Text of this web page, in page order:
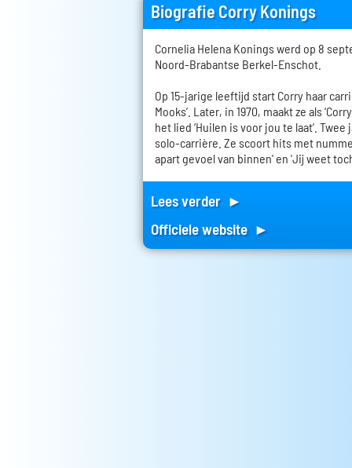
Biografie Corry Konings
Cornelia Helena Konings werd op 8
Noord-Brabantse Berkel-Enschot.
Op 15-jarige leeftijd start Corry haar
Mooks’. Later, in 1970, maakt ze als
het lied ‘Huilen is voor jou te laat’.
solo-carrière. Ze scoort hits met
apart gevoel van binnen' en 'Jij weet
Lees verder ►
Officiele website ►